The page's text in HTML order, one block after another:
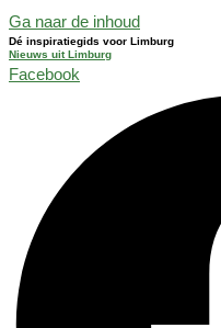
Ga naar de inhoud
Dé inspiratiegids voor Limburg
Nieuws uit Limburg
Facebook